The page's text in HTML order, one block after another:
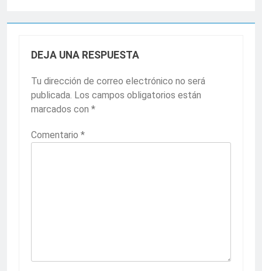
DEJA UNA RESPUESTA
Tu dirección de correo electrónico no será
publicada. Los campos obligatorios están
marcados con *
Comentario *